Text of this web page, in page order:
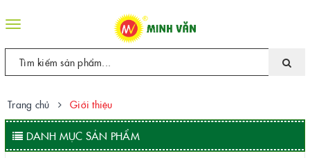
Toggle
Trang chủ Giới thiệu
DANH MỤC SẢN PHẨM